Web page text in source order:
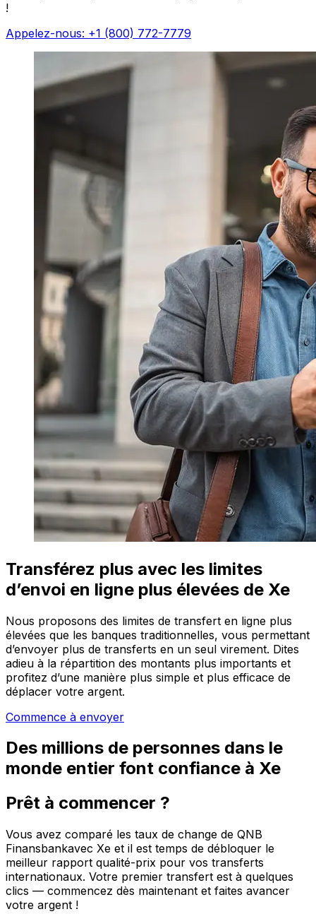
!
Appelez-nous: +1 (800) 772-7779
Transférez plus avec les limites
d’envoi en ligne plus élevées de Xe
Nous proposons des limites de transfert en ligne plus
élevées que les banques traditionnelles, vous permettant
d’envoyer plus de transferts en un seul virement. Dites
adieu à la répartition des montants plus importants et
profitez d’une manière plus simple et plus efficace de
déplacer votre argent.
Commence à envoyer
Des millions de personnes dans le
monde entier font confiance à Xe
Prêt à commencer ?
Vous avez comparé les taux de change de QNB
Finansbankavec Xe et il est temps de débloquer le
meilleur rapport qualité-prix pour vos transferts
internationaux. Votre premier transfert est à quelques
clics — commencez dès maintenant et faites avancer
votre argent !